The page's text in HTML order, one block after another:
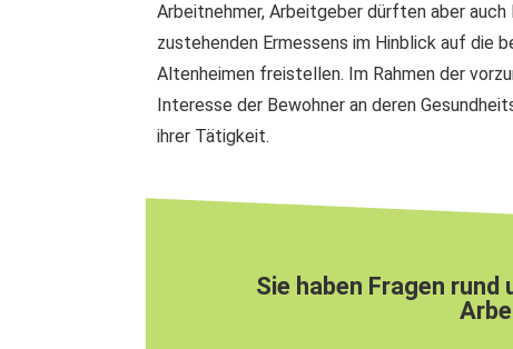
Arbeitnehmer, Arbeitgeber dürften aber
zustehenden Ermessens im Hinblick auf die
Altenheimen freistellen. Im Rahmen der
Interesse der Bewohner an deren
ihrer Tätigkeit.
Sie haben Fragen